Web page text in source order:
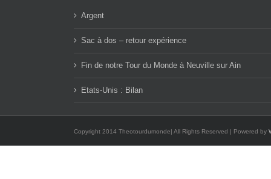
Argent
Sac à dos – retour expérience
Fin de notre Tour du Monde à Neuville sur Ain
Etats-Unis : Bilan
Copyright 2014 Theotourdumonde| All Rights Reserved | Powered by